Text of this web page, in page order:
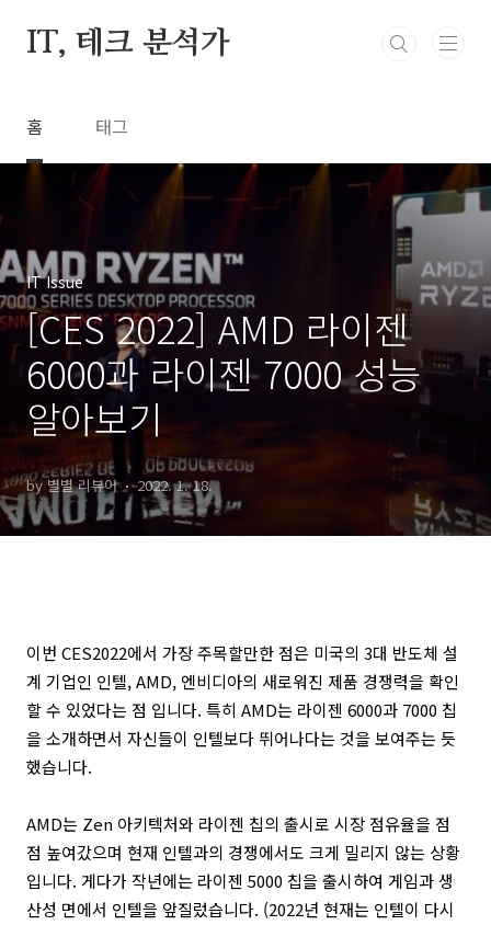
IT, 테크 분석가
홈 태그
IT Issue
[CES 2022] AMD 라이젠
6000과 라이젠 7000 성능
알아보기
by 별별 리뷰어 2022. 1. 18.
이번 CES2022에서 가장 주목할만한 점은 미국의 3대 반도체 설
계 기업인 인텔, AMD, 엔비디아의 새로워진 제품 경쟁력을 확인
할 수 있었다는 점 입니다. 특히 AMD는 라이젠 6000과 7000 칩
을 소개하면서 자신들이 인텔보다 뛰어나다는 것을 보여주는 듯
했습니다.
AMD는 Zen 아키텍처와 라이젠 칩의 출시로 시장 점유율을 점
점 높여갔으며 현재 인텔과의 경쟁에서도 크게 밀리지 않는 상황
입니다. 게다가 작년에는 라이젠 5000 칩을 출시하여 게임과 생
산성 면에서 인텔을 앞질렀습니다. (2022년 현재는 인텔이 다시